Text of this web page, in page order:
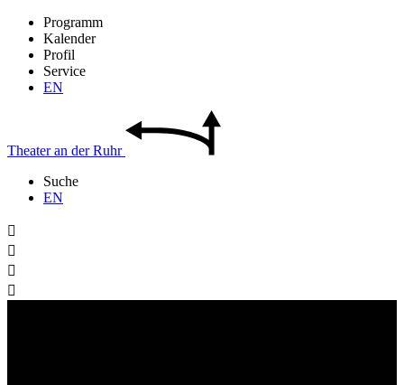
Programm
Kalender
Profil
Service
EN
Theateran derRuhr
Suche
EN



